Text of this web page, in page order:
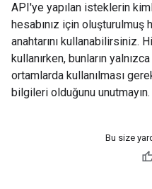
API'ye yapılan isteklerin
hesabınız için oluşturulmuş
anahtarını kullanabilirsiniz.
kullanırken, bunların
ortamlarda kullanılması
bilgileri olduğunu unutmayın.
Bu size